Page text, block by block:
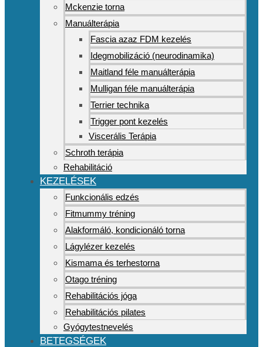
Mckenzie torna
Manuálterápia
Fascia azaz FDM kezelés
Idegmobilizáció (neurodinamika)
Maitland féle manuálterápia
Mulligan féle manuálterápia
Terrier technika
Trigger pont kezelés
Viscerális Terápia
Schroth terápia
Rehabilitáció
KEZELÉSEK
Funkcionális edzés
Fitmummy tréning
Alakformáló, kondicionáló torna
Lágylézer kezelés
Kismama és terhestorna
Otago tréning
Rehabilitációs jóga
Rehabilitációs pilates
Gyógytestnevelés
BETEGSÉGEK